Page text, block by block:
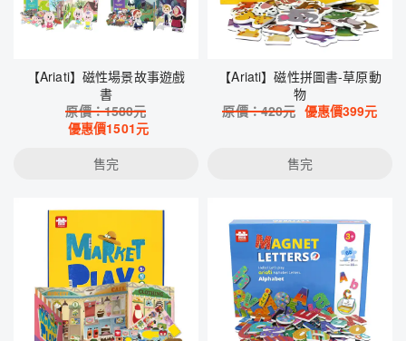
【Ariati】磁性場景故事遊戲
書
原價：1580元
優惠價1501元
售完
【Ariati】磁性拼圖書-草原動
物
原價：420元 優惠價399元
售完